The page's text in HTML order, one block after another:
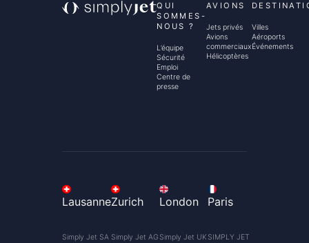
QUI
SOMMES-
NOUS ?
L’équipe
Sécurité
Emploi
Centre de
presse
AVIONS
Jets privés
Avions
commerciaux
Hélicoptères
Villes
Aéroports
Événements
Lausanne
Simply Jet SA
Zurich
Simply Jet AG
London
Simply Jet UK
Paris
SIMPLY JET